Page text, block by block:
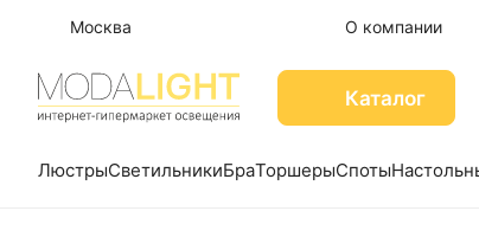
Москва О компании
Каталог
ЛюстрыСветильникиБраТоршерыСпоты